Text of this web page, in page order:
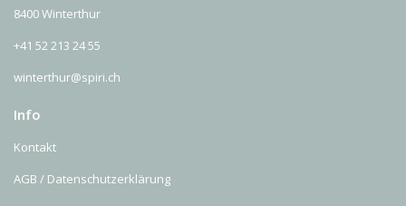
8400 Winterthur
+41 52 213 24 55
winterthur@spiri.ch
Info
Kontakt
AGB / Datenschutzerklärung